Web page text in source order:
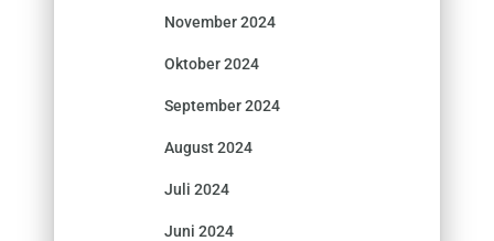
November 2024
Oktober 2024
September 2024
August 2024
Juli 2024
Juni 2024